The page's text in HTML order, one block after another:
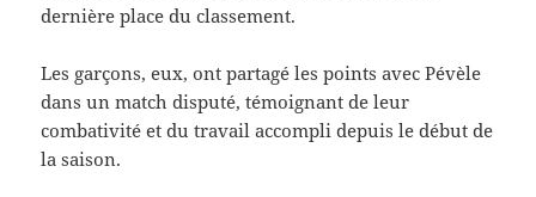
dernière place du classement.
Les garçons, eux, ont partagé les points avec Pévèle
dans un match disputé, témoignant de leur
combativité et du travail accompli depuis le début de
la saison.